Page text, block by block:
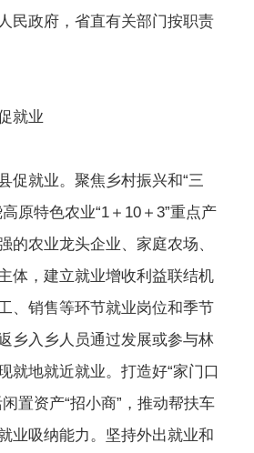
民政府，省直有关部门按职责
就业
促就业。聚焦乡村振兴和“三
原特色农业“1＋10＋3”重点产
的农业龙头企业、家庭农场、
体，建立就业增收利益联结机
、销售等环节就业岗位和季节
乡入乡人员通过发展或参与林
就地就近就业。打造好“家门口
置资产“招小商”，推动帮扶车
业吸纳能力。坚持外出就业和